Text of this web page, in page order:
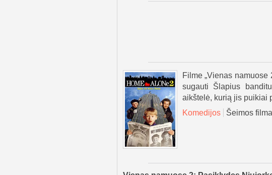
Filme „Vienas
sugauti Šlapius
aikštelė, kurią jis puikiai
Komedijos
Šeimos